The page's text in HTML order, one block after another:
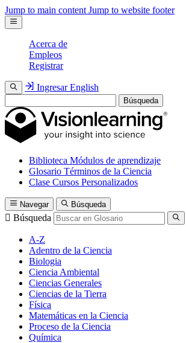
Jump to main content Jump to website footer
Acerca de
Empleos
Registrar
Ingresar English
Búsqueda
Biblioteca Módulos de aprendizaje
Glosario Términos de la Ciencia
Clase Cursos Personalizados
Navegar Búsqueda
Búsqueda
A-Z
Adentro de la Ciencia
Biologia
Ciencia Ambiental
Ciencias Generales
Ciencias de la Tierra
Física
Matemáticas en la Ciencia
Proceso de la Ciencia
Química